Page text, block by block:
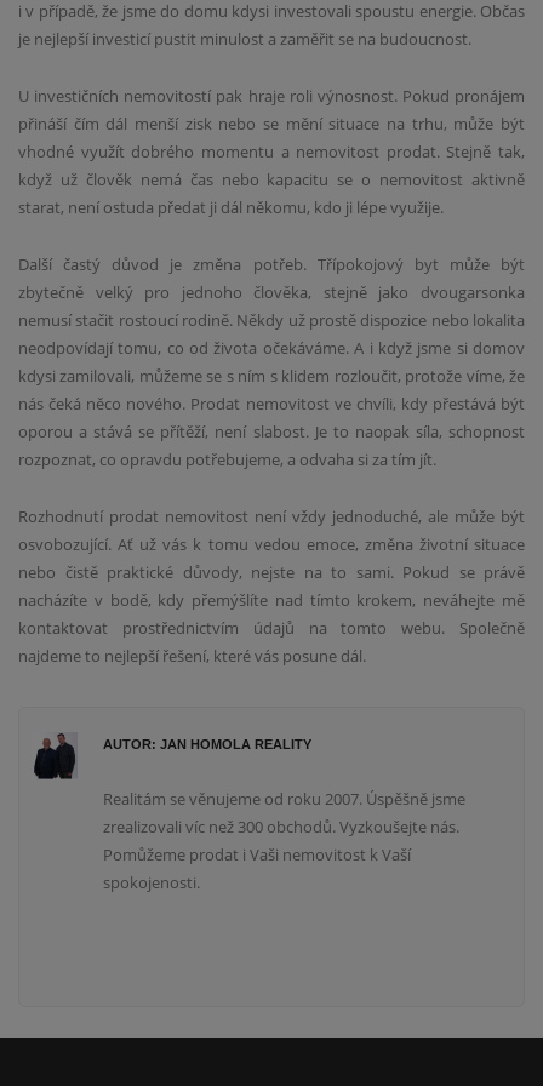
i v případě, že jsme do domu kdysi investovali spoustu energie. Občas
je nejlepší investicí pustit minulost a zaměřit se na budoucnost.
U investičních nemovitostí pak hraje roli výnosnost. Pokud pronájem
přináší čím dál menší zisk nebo se mění situace na trhu, může být
vhodné využít dobrého momentu a nemovitost prodat. Stejně tak,
když už člověk nemá čas nebo kapacitu se o nemovitost aktivně
starat, není ostuda předat ji dál někomu, kdo ji lépe využije.
Další častý důvod je změna potřeb. Třípokojový byt může být
zbytečně velký pro jednoho člověka, stejně jako dvougarsonka
nemusí stačit rostoucí rodině. Někdy už prostě dispozice nebo lokalita
neodpovídají tomu, co od života očekáváme. A i když jsme si domov
kdysi zamilovali, můžeme se s ním s klidem rozloučit, protože víme, že
nás čeká něco nového. Prodat nemovitost ve chvíli, kdy přestává být
oporou a stává se přítěží, není slabost. Je to naopak síla, schopnost
rozpoznat, co opravdu potřebujeme, a odvaha si za tím jít.
Rozhodnutí prodat nemovitost není vždy jednoduché, ale může být
osvobozující. Ať už vás k tomu vedou emoce, změna životní situace
nebo čistě praktické důvody, nejste na to sami. Pokud se právě
nacházíte v bodě, kdy přemýšlíte nad tímto krokem, neváhejte mě
kontaktovat prostřednictvím údajů na tomto webu. Společně
najdeme to nejlepší řešení, které vás posune dál.
AUTOR: JAN HOMOLA REALITY
Realitám se věnujeme od roku 2007. Úspěšně jsme
zrealizovali víc než 300 obchodů. Vyzkoušejte nás.
Pomůžeme prodat i Vaši nemovitost k Vaší
spokojenosti.